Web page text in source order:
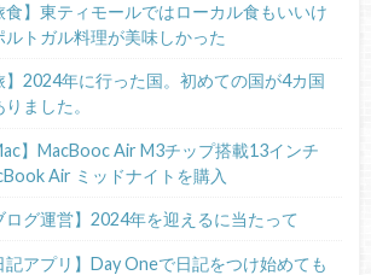
食】東ティモールではローカル食もいいけ
ルトガル料理が美味しかった
】2024年に行った国。初めての国が4カ国
りました。
】MacBooc Air M3チップ搭載13インチ
Air ミッドナイトを購入
ログ運営】2024年を迎えるに当たって
記アプリ】Day Oneで日記をつけ始めても